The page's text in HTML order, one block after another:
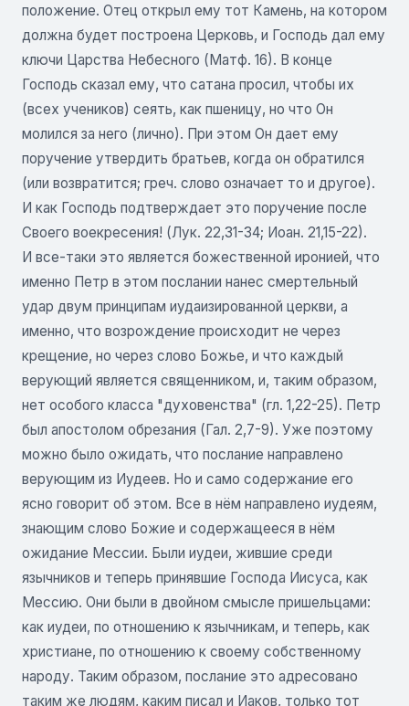
положение. Отец открыл ему тот Камень, на котором
должна будет построена Церковь, и Господь дал ему
ключи Царства Небесного (Матф. 16). В конце
Господь сказал ему, что сатана просил, чтобы их
(всех учеников) сеять, как пшеницу, но что Он
молился за него (лично). При этом Он дает ему
поручение утвердить братьев, когда он обратился
(или возвратится; греч. слово означает то и другое).
И как Господь подтверждает это поручение после
Своего воекресения! (Лук. 22,31-34; Иоан. 21,15-22).
И все-таки это является божественной иронией, что
именно Петр в этом послании нанес смертельный
удар двум принципам иудаизированной церкви, а
именно, что возрождение происходит не через
крещение, но через слово Божье, и что каждый
верующий является священником, и, таким образом,
нет особого класса "духовенства" (гл. 1,22-25). Петр
был апостолом обрезания (Гал. 2,7-9). Уже поэтому
можно было ожидать, что послание направлено
верующим из Иудеев. Но и само содержание его
ясно говорит об этом. Все в нём направлено иудеям,
знающим слово Божие и содержащееся в нём
ожидание Мессии. Были иудеи, жившие среди
язычников и теперь принявшие Господа Иисуса, как
Мессию. Они были в двойном смысле пришельцами:
как иудеи, по отношению к язычникам, и теперь, как
христиане, по отношению к своему собственному
народу. Таким образом, послание это адресовано
таким же людям, каким писал и Иаков, только тот